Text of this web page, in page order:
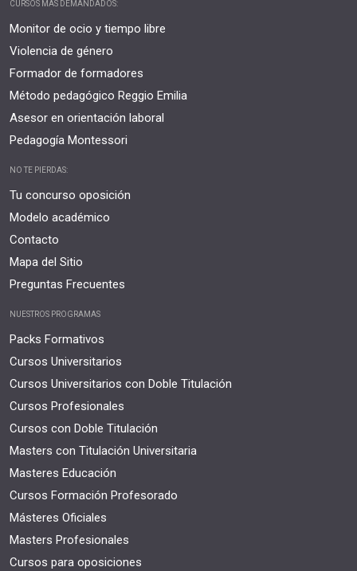
CURSOS MÁS DEMANDADOS:
Monitor de ocio y tiempo libre
Violencia de género
Formador de formadores
Método pedagógico Reggio Emilia
Asesor en orientación laboral
Pedagogía Montessori
NO TE PIERDAS:
Tu concurso oposición
Modelo académico
Contacto
Mapa del Sitio
Preguntas Frecuentes
NUESTROS PROGRAMAS
Packs Formativos
Cursos Universitarios
Cursos Universitarios con Doble Titulación
Cursos Profesionales
Cursos con Doble Titulación
Masters con Titulación Universitaria
Masteres Educación
Cursos Formación Profesorado
Másteres Oficiales
Masters Profesionales
Cursos para oposiciones